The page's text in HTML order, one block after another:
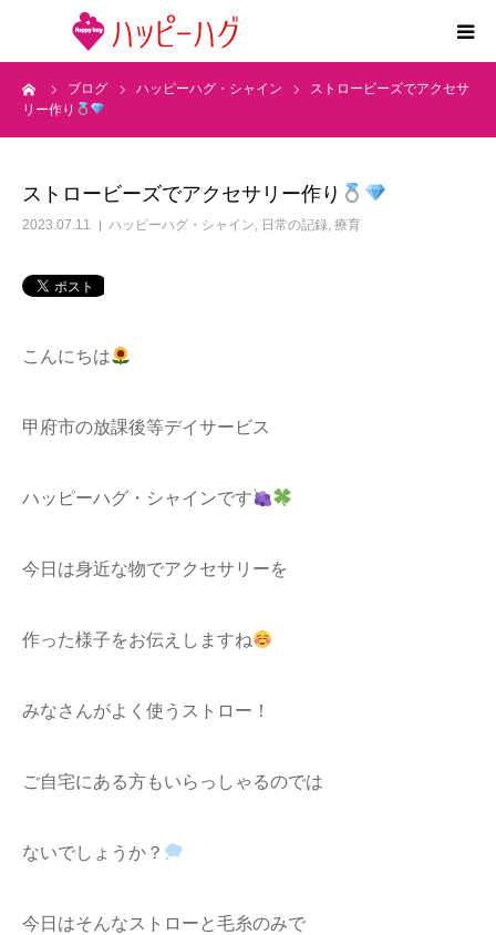
ブログ ハッピーハグ・シャイン
ストロービーズでアクセサ
リー作り
ストロービーズでアクセサリー作り
2023.07.11 ハッピーハグ・シャイン, 日常の記録, 療育
こんにちは
甲府市の放課後等デイサービス
ハッピーハグ・シャインです
今日は身近な物でアクセサリーを
作った様子をお伝えしますね
みなさんがよく使うストロー！
ご自宅にある方もいらっしゃるのでは
ないでしょうか？
今日はそんなストローと毛糸のみで
2つの特徴
活動内容
施設紹介
求人情報